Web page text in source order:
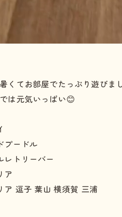
くてお部屋でたっぷり遊びま
は元気いっぱい😊
プードル
レトリーバー
ア
ア 逗子 葉山 横須賀 三浦